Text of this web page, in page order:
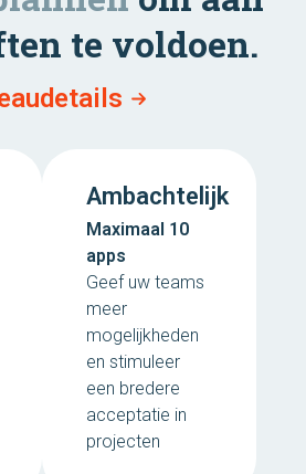
te voldoen.
Ambachtelijk
Maximaal 10
apps
Geef uw teams
meer
mogelijkheden
en stimuleer
een bredere
acceptatie in
projecten